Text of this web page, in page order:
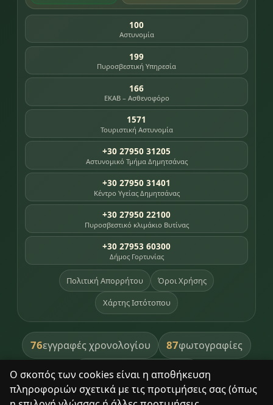
Ο σκοπός των cookies είναι η αποθήκευση
πληροφοριών σχετικά με τις προτιμήσεις σας (όπως
100
Αστυνομία
199
Πυροσβεστική Υπηρεσία
166
ΕΚΑΒ – Ασθενοφόρο
1571
Τουριστική Αστυνομία
+30 27950 31205
Αστυνομικό Τμήμα Δημητσάνας
+30 27950 31401
Κέντρο Υγείας Δημητσάνας
+30 27950 22100
Πυροσβεστικό κλιμάκιο Βυτίνας
+30 27953 60300
Δήμος Γορτυνίας
Πολιτική Απορρήτου Όροι Χρήσης
Χάρτης Ιστότοπου
76εγγραφές χρονολογίου 87φωτογραφίες
391βιβλία βιβλιοθήκης
8σημεία κληρονομιάς